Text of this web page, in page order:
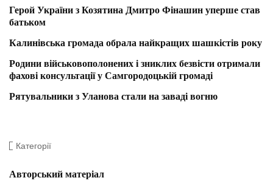
Герой України з Козятина Дмитро Фінашин уперше став
батьком
Калинівська громада обрала найкращих шашкістів року
Родини військовополонених і зниклих безвісти отримали
фахові консультації у Самгородоцькій громаді
Рятувальники з Уланова стали на заваді вогню
Категорії
Авторський матеріал